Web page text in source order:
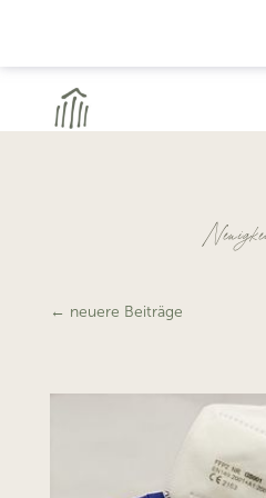
← neuere Beiträge